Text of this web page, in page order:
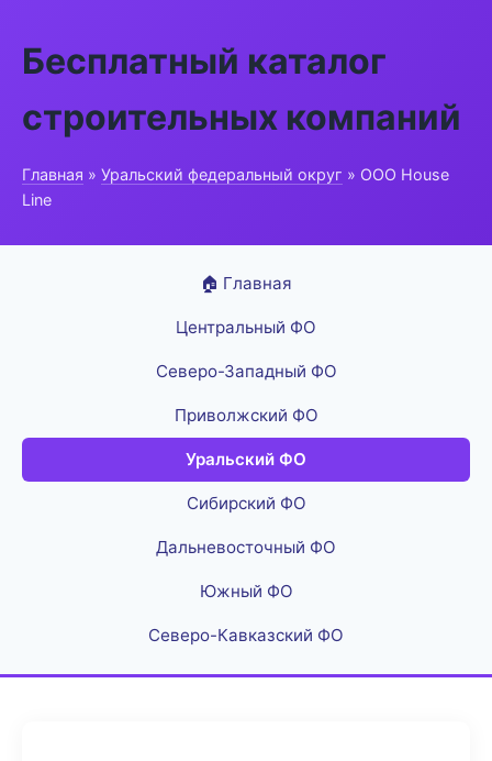
Бесплатный каталог
строительных компаний
Главная » Уральский федеральный округ » ООО House
Line
🏠 Главная
Центральный ФО
Северо-Западный ФО
Приволжский ФО
Уральский ФО
Сибирский ФО
Дальневосточный ФО
Южный ФО
Северо-Кавказский ФО